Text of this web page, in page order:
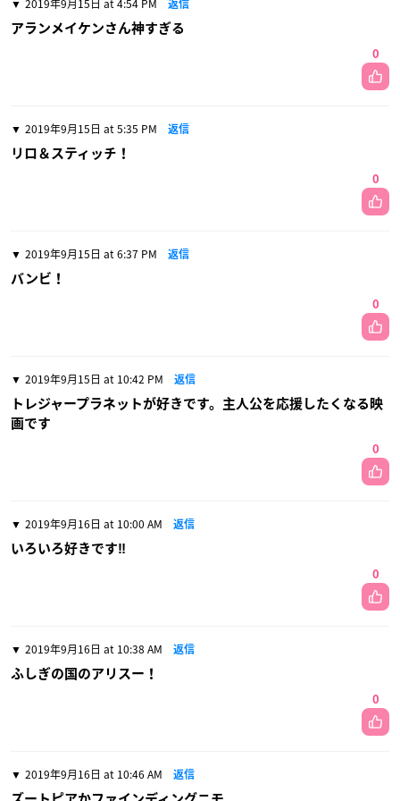
返信
アランメイケンさん神すぎる
0
2019年9月15日 at 5:35 PM 返信
リロ＆スティッチ！
0
2019年9月15日 at 6:37 PM 返信
バンビ！
0
2019年9月15日 at 10:42 PM 返信
トレジャープラネットが好きです。主人公を応援したくなる映
画です
0
2019年9月16日 at 10:00 AM 返信
いろいろ好きです‼️
0
2019年9月16日 at 10:38 AM 返信
ふしぎの国のアリスー！
0
2019年9月16日 at 10:46 AM 返信
ズートピアかファインディングニモ